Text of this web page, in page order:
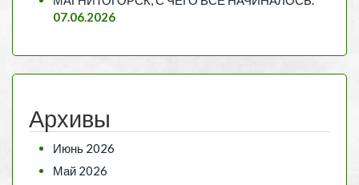
07.06.2026
Архивы
Июнь 2026
Май 2026